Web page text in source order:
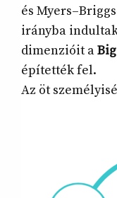
és
irányba
dimenzióit a
építették fel.
Az öt